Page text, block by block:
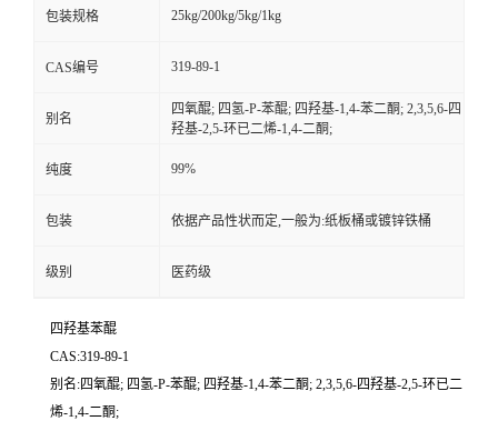
包装规格 25kg/200kg/5kg/1kg
CAS编号 319-89-1
别名
四氧醌; 四氢-P-苯醌; 四羟基-1,4-苯二酮; 2,3,5,6-四
羟基-2,5-环已二烯-1,4-二酮;
纯度 99%
包装 依据产品性状而定,一般为:纸板桶或镀锌铁桶
级别 医药级
四羟基苯醌
CAS:319-89-1
别名:四氧醌; 四氢-P-苯醌; 四羟基-1,4-苯二酮; 2,3,5,6-四羟基-2,5-环已二
烯-1,4-二酮;